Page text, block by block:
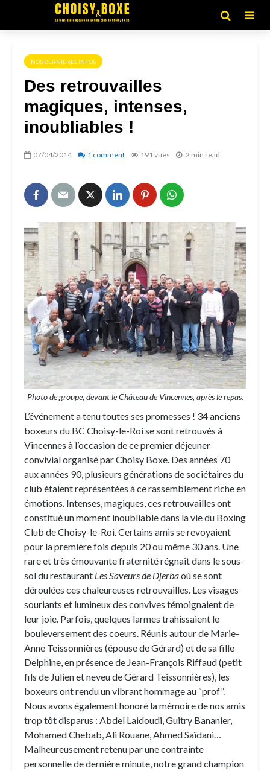
NOS DERNIÈRES INFOS
Des retrouvailles
magiques, intenses,
inoubliables !
07/04/2014 1 comment 191 vues 2 min read
Photo de groupe, devant le Château de Vincennes, après le repas.
L’événement a tenu toutes ses promesses ! 34 anciens
boxeurs du BC Choisy-le-Roi se sont retrouvés à
Vincennes à l’occasion de ce premier déjeuner
convivial organisé par Choisy Boxe. Des années 70
aux années 90, plusieurs générations de sociétaires du
club étaient représentées à ce rassemblement riche en
émotions. Intenses, magiques, ces retrouvailles ont
constitué un moment inoubliable dans la vie du Boxing
Club de Choisy-le-Roi. Certains amis se revoyaient
pour la première fois depuis 20 ou même 30 ans. Une
rare et très émouvante fraternité régnait dans le sous-
sol du restaurant Les Saveurs de Djerbaoù se sont
déroulées ces chaleureuses retrouvailles. Les visages
souriants et lumineux des convives témoignaient de
leur joie. Parfois, quelques larmes trahissaient le
bouleversement des coeurs. Réunis autour de Marie-
Anne Teissonnières (épouse de Gérard) et de sa fille
Delphine, en présence de Jean-François Riffaud (petit
fils de Julien et neveu de Gérard Teissonnières), les
boxeurs ont rendu un vibrant hommage au “prof”.
Nous avons également honoré la mémoire de nos amis
trop tôt disparus : Abdel Laidoudi, Guitry Bananier,
Mohamed Chebab, Ali Rouane, Ahmed Saïdani…
Malheureusement retenu par une contrainte
personnelle de dernière minute, notre grand champion